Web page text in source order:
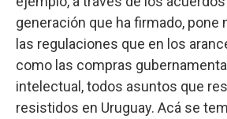
generación que ha firmado, pone
las regulaciones que en los
como las compras
intelectual, todos asuntos que
resistidos en Uruguay. Acá se